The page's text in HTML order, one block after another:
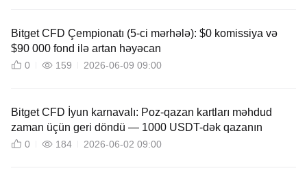
Bitget CFD Çempionatı (5-ci mərhələ): $0 komissiya və
$90 000 fond ilə artan həyəcan
0 159 2026-06-09 09:00
Bitget CFD İyun karnavalı: Poz-qazan kartları məhdud
zaman üçün geri döndü — 1000 USDT-dək qazanın
0 184 2026-06-02 09:00